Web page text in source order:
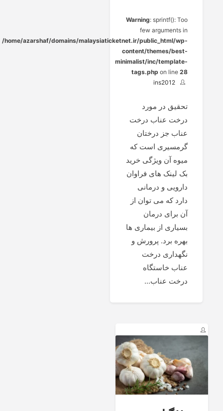
Warning: sprintf(): Too
few arguments in
/home/azarshaf/domains/malaysiaticketnet.ir/public_html/wp-
content/themes/best-
minimalist/inc/template-
tags.php on line28
ins2012
تحقیق در مورد
درخت عناب درخت
عناب جز درختان
گرمسیری است که
میوه آن ویژگی خرید
بک لینک های فراوان
دارویی و درمانی
دارد که می توان از
آن برای درمان
بسیاری از بیماری ها
بهره برد. پرورش و
نگهداری درخت
عناب خاستگاه
درخت عناب...